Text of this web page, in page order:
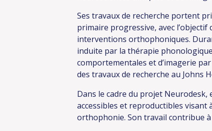
Ses travaux de recherche portent
primaire progressive, avec l’objectif
interventions orthophoniques.
induite par la thérapie phonologique
comportementales et d’imagerie
des travaux de recherche au Johns
Dans le cadre du projet Neurodesk,
accessibles et reproductibles
orthophonie. Son travail contribue